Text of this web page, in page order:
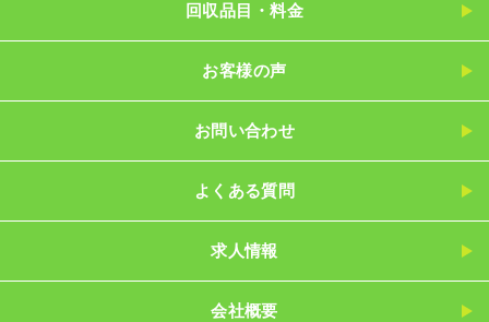
回収品目・料金
お客様の声
お問い合わせ
よくある質問
求人情報
会社概要